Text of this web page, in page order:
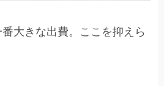
大きな出費。ここを抑えら